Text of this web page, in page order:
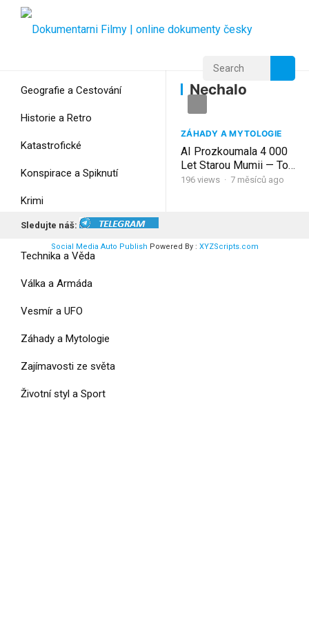
Geografie a Cestování
Historie a Retro
Katastrofické
Konspirace a Spiknutí
Krimi
Myšlení
Technika a Věda
Válka a Armáda
Vesmír a UFO
Záhady a Mytologie
Zajímavosti ze světa
Životní styl a Sport
Nechalo
Nechalo
ZÁHADY A MYTOLOGIE
AI Prozkoumala 4 000
Let Starou Mumii — To,
Co Našla Uvnitř,
196 views · 7 měsíců ago
Sledujte náš:
Social Media Auto Publish Powered By : XYZScripts.com